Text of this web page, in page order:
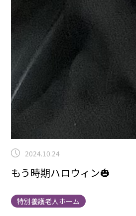
2024.10.24
もう時期ハロウィン🎃
特別養護老人ホーム